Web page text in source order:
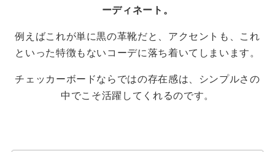
ーディネート。
例えばこれが単に黒の革靴だと、アクセントも、これ
といった特徴もないコーデに落ち着いてしまいます。
チェッカーボードならではの存在感は、シンプルさの
中でこそ活躍してくれるのです。